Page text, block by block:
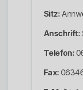
Sitz:
Anschrift:
Telefon:
Fax: